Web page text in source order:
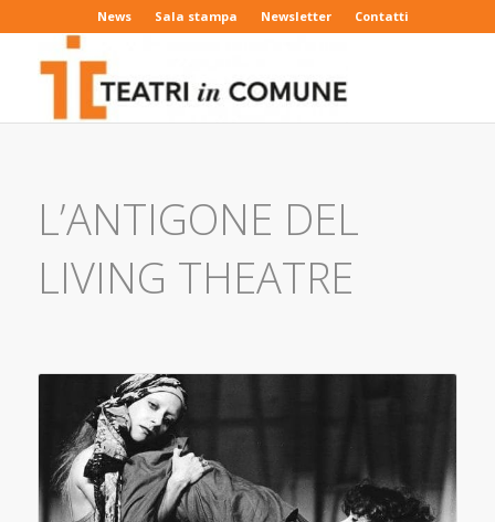
News Sala stampa Newsletter Contatti
L’ANTIGONE DEL
LIVING THEATRE